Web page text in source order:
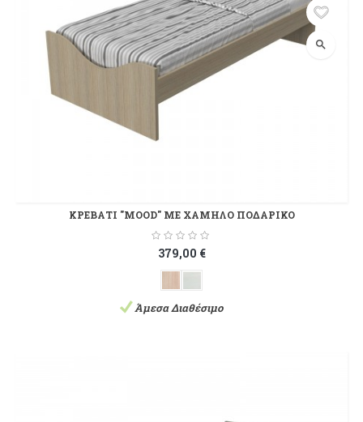
search
ΚΡΕΒΑΤΙ "MOOD" ΜΕ ΧΑΜΗΛΟ ΠΟΔΑΡΙΚΟ
379,00 €
Άμεσα Διαθέσιμο